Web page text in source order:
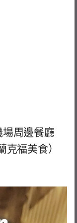
周邊餐廳
福美食）